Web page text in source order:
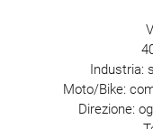
Industria:
Moto/Bike:
Direzione: